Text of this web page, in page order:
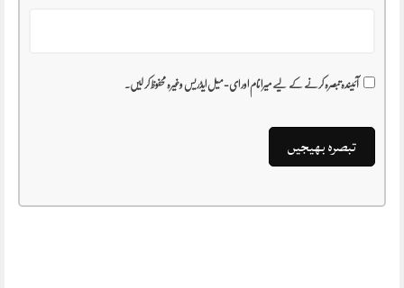
آئیندہ تبصرہ کرنے کے لیے میرا نام اور ای-میل ایڈریس وغیرہ محفوظ کر لیں۔